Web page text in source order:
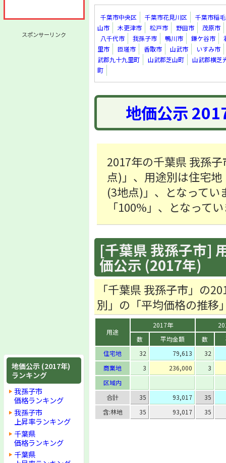
スポンサーリンク
地価公示 (2017年)
ランキング
我孫子市
価格ランキング
我孫子市
上昇率ランキング
千葉県
価格ランキング
千葉県
千葉市中央区 千葉市花見川区
千葉市稲
山市
木更津市 松戸市 野田市
茂原市
八千代市
我孫子市 鴨川市 鎌ケ谷市
里市
匝瑳市 香取市 山武市
いすみ市
武郡九十九里町
山武郡芝山町
山武郡横芝
町
地価公示
2017年の千葉県 我孫
点)」、用途別は住宅
(3地点)」、となって
「100%」、となって
[千葉県 我孫子市]
価公示 (2017年)
「千葉県 我孫子市」の
別」の「平均価格の推移
用途
2017年
数
平均金額 数
住宅地
32 79,613
32
商業地
3 236,000
3
区域内
合計
35 93,017
35
含:林地
35 93,017 35